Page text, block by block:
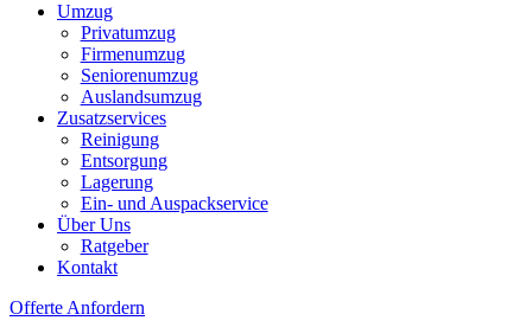
Umzug
Privatumzug
Firmenumzug
Seniorenumzug
Auslandsumzug
Zusatzservices
Reinigung
Entsorgung
Lagerung
Ein- und Auspackservice
Über Uns
Ratgeber
Kontakt
Offerte Anfordern